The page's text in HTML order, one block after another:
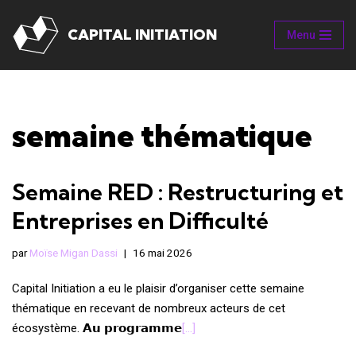
Aller
CAPITAL INITIATION Menu
semaine thématique
Semaine RED : Restructuring et
Entreprises en Difficulté
parMoïse Migan Dassi 16 mai 2026
Capital Initiation a eu le plaisir d’organiser cette semaine
thématique en recevant de nombreux acteurs de cet
écosystème. 𝗔𝘂 𝗽𝗿𝗼𝗴𝗿𝗮𝗺𝗺𝗲[…]